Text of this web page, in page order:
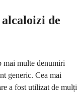
de
mai multe denumiri
generic. Cea mai
a fost utilizat de mulți